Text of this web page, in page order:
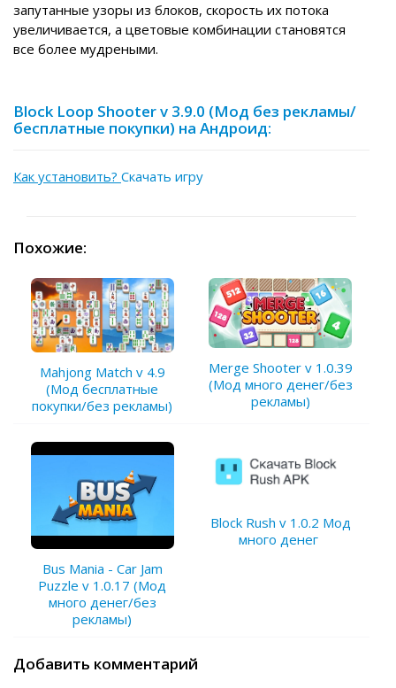
запутанные узоры из блоков, скорость их потока
увеличивается, а цветовые комбинации становятся
все более мудреными.
Block Loop Shooter v 3.9.0 (Мод без рекламы/
бесплатные покупки) на Андроид:
Как установить? Скачать игру
Похожие:
Mahjong Match v 4.9
(Мод бесплатные
покупки/без рекламы)
Merge Shooter v 1.0.39
(Мод много денег/без
рекламы)
Bus Mania - Car Jam
Puzzle v 1.0.17 (Мод
много денег/без
рекламы)
Block Rush v 1.0.2 Мод
много денег
Добавить комментарий